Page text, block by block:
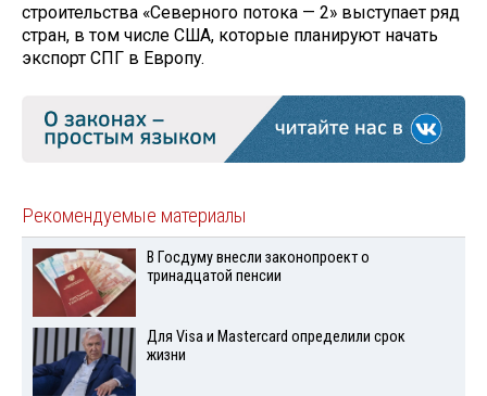
строительства «Северного потока — 2» выступает ряд
стран, в том числе США, которые планируют начать
экспорт СПГ в Европу.
Рекомендуемые материалы
В Госдуму внесли законопроект о
тринадцатой пенсии
Для Visа и Mastercard определили срок
жизни